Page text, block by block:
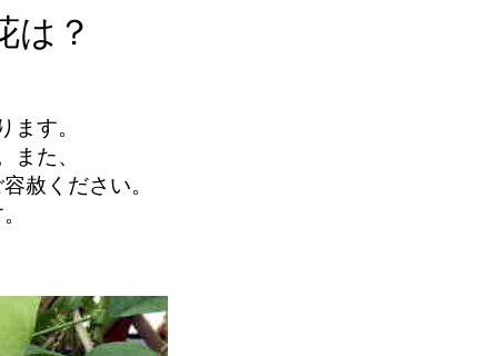
？
ります。
また、
赦ください。